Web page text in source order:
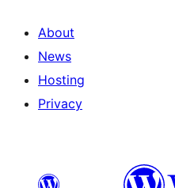
About
News
Hosting
Privacy